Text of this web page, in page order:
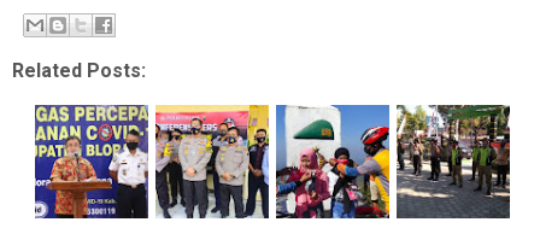
Related Posts: